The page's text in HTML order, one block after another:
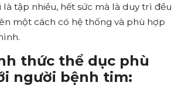
tập nhiều, hết sức mà là duy trì đều
một cách có hệ thống và phù hợp
thức thể dục phù
người bệnh tim: